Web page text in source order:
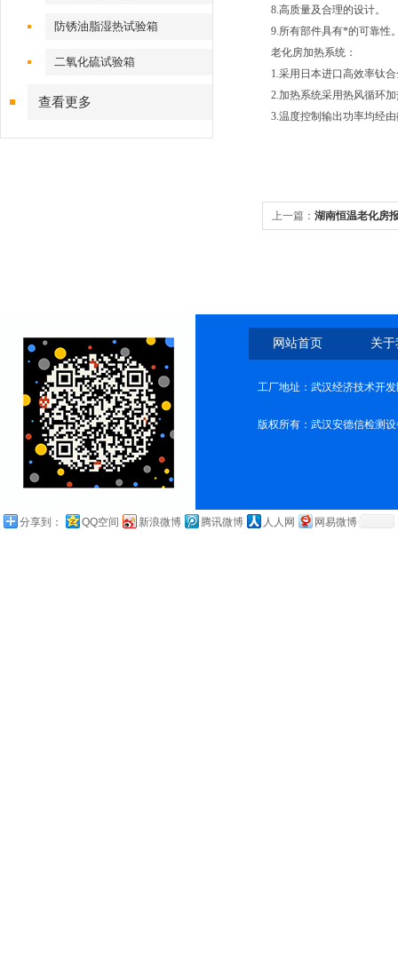
防锈油脂湿热试验箱
二氧化硫试验箱
查看更多
8.高质量及合理的设计。
9.所有部件具有*的可靠性
老化房加热系统：
1.采用日本进口高效率钛
2.加热系统采用热风循环
3.温度控制输出功率均经
上一篇： 湖南恒温老化房
网站首页 关
工厂地址：武汉经济技术开
版权所有：武汉安德信检测
分享到： QQ空间 新浪微博 腾讯微博 人人网 网易微博